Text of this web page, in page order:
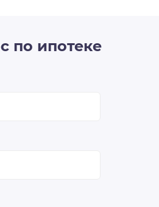
по ипотеке